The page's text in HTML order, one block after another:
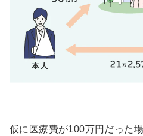
仮に医療費が100万円だった